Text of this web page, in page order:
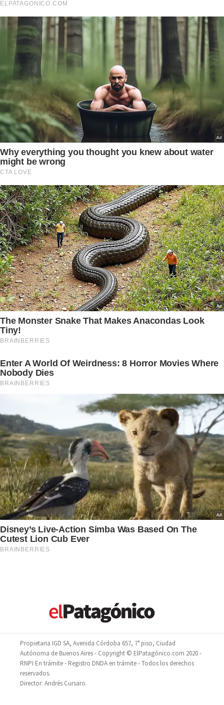
Propietaria IGD SA, Avenida Córdoba 657, 7° piso, Ciudad
Autónoma de Buenos Aires - Copyright © ElPatagónico.com 2020 -
RNPI En trámite - Registro DNDA en trámite - Todos los derechos
reservados.
Director: Andrés Cursaro.